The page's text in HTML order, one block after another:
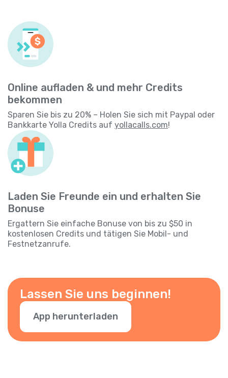
Online aufladen & und mehr Credits
bekommen
Sparen Sie bis zu 20% – Holen Sie sich mit Paypal oder
Bankkarte Yolla Credits auf yollacalls.com!
Laden Sie Freunde ein und erhalten Sie
Bonuse
Ergattern Sie einfache Bonuse von bis zu $50 in
kostenlosen Credits und tätigen Sie Mobil- und
Festnetzanrufe.
Lassen Sie uns beginnen!
App herunterladen